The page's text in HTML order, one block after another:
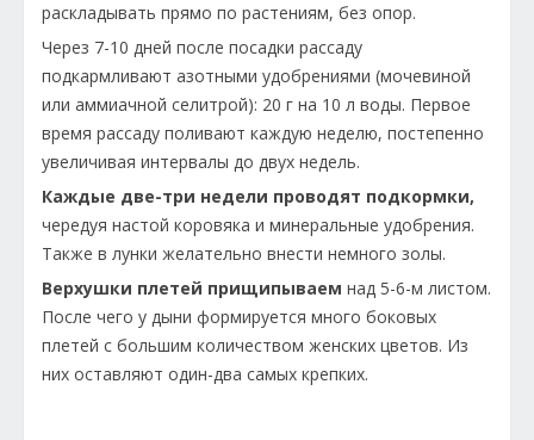
раскладывать прямо по растениям, без опор.
Через 7-10 дней после посадки рассаду
подкармливают азотными удобрениями (мочевиной
или аммиачной селитрой): 20 г на 10 л воды. Первое
время рассаду поливают каждую неделю, постепенно
увеличивая интервалы до двух недель.
Каждые две-три недели проводят подкормки,
чередуя настой коровяка и минеральные удобрения.
Также в лунки желательно внести немного золы.
Верхушки плетей прищипываем над 5-6-м листом.
После чего у дыни формируется много боковых
плетей с большим количеством женских цветов. Из
них оставляют один-два самых крепких.